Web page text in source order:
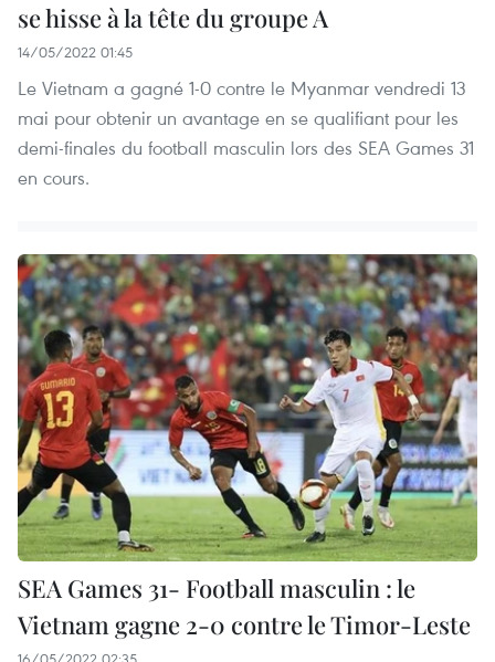
se hisse à la tête du groupe A
14/05/2022 01:45
Le Vietnam a gagné 1-0 contre le Myanmar vendredi 13
mai pour obtenir un avantage en se qualifiant pour les
demi-finales du football masculin lors des SEA Games 31
en cours.
SEA Games 31- Football masculin : le
Vietnam gagne 2-0 contre le Timor-Leste